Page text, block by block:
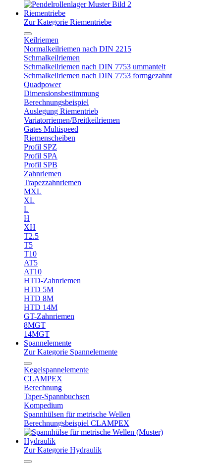
Riementriebe
Zur Kategorie Riementriebe
Keilriemen
Normalkeilriemen nach DIN 2215
Schmalkeilriemen
Schmalkeilriemen nach DIN 7753 ummantelt
Schmalkeilriemen nach DIN 7753 formgezahnt
Quadpower
Dimensionsbestimmung
Berechnungsbeispiel
Auslegung Riementrieb
Variatorriemen/Breitkeilriemen
Gates Multispeed
Riemenscheiben
Profil SPZ
Profil SPA
Profil SPB
Zahnriemen
Trapezzahnriemen
MXL
XL
L
H
XH
T2.5
T5
T10
AT5
AT10
HTD-Zahnriemen
HTD 5M
HTD 8M
HTD 14M
GT-Zahnriemen
8MGT
14MGT
Spannelemente
Zur Kategorie Spannelemente
Kegelspannelemente
CLAMPEX
Berechnung
Taper-Spannbuchsen
Kompedium
Spannhülsen für metrische Wellen
Berechnungsbeispiel CLAMPEX
Hydraulik
Zur Kategorie Hydraulik